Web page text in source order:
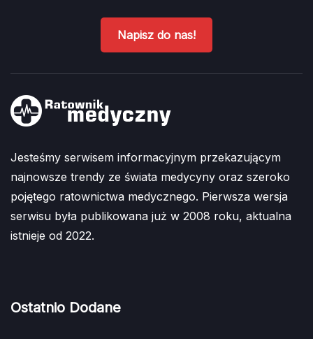
Napisz do nas!
Jesteśmy serwisem informacyjnym przekazującym
najnowsze trendy ze świata medycyny oraz szeroko
pojętego ratownictwa medycznego. Pierwsza wersja
serwisu była publikowana już w 2008 roku, aktualna
istnieje od 2022.
Ostatnio Dodane